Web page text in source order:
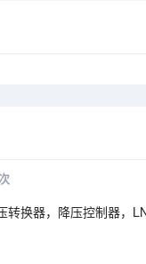
转换器，降压控制器，